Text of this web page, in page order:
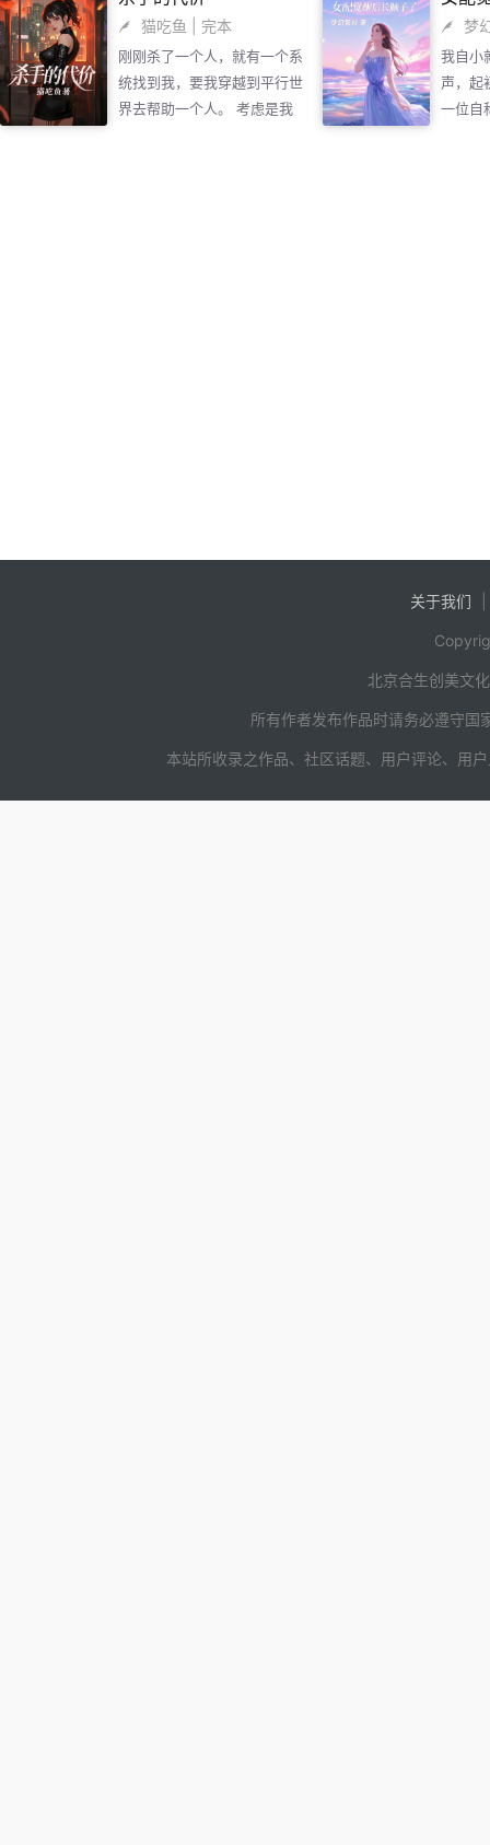
门藏王
客。”
脑子有
我是病
时候有
猫吃鱼 | 完本
刚刚杀了一个人，就有一个系
统找到我，要我穿越到平行世
界去帮助一个人。 考虑是我
梦
我自小
声，起
一位自
关于我们
北京合生创美文
所有作者发布作品时请务必遵守国
本站所收录之作品、社区话题、用户评论、用